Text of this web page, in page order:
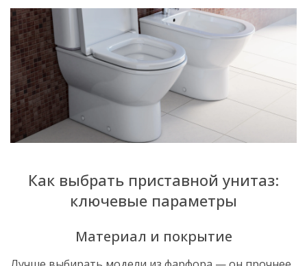
Как выбрать приставной унитаз:
ключевые параметры
Материал и покрытие